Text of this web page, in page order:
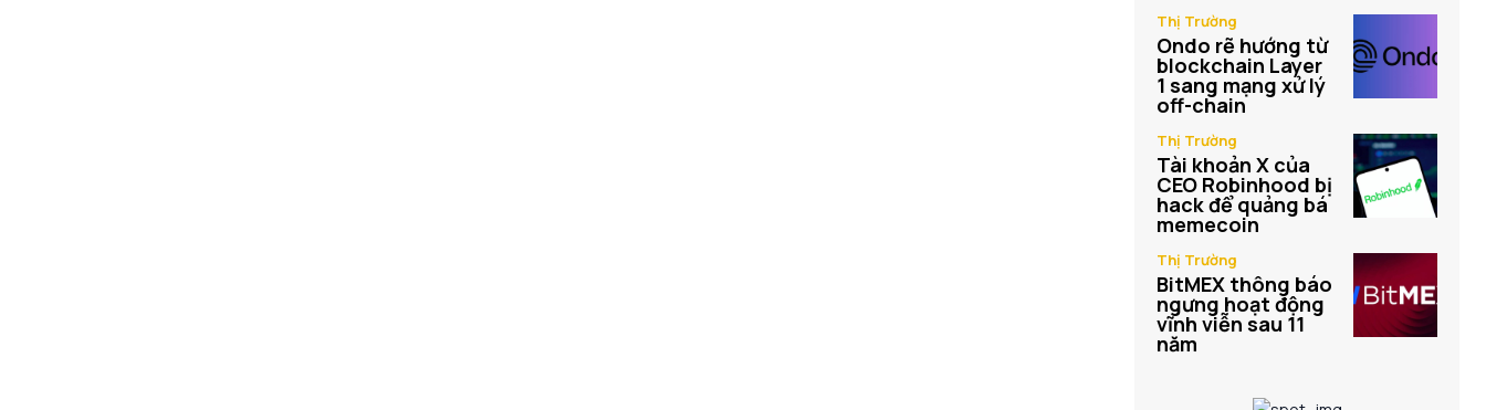
Thị Trường
Ondo rẽ hướng từ
blockchain Layer
1 sang mạng xử lý
off-chain
Thị Trường
Tài khoản X của
CEO Robinhood bị
hack để quảng bá
memecoin
Thị Trường
BitMEX thông báo
ngưng hoạt động
vĩnh viễn sau 11
năm